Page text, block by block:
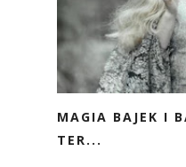
MAGIA BAJEK I
TER...